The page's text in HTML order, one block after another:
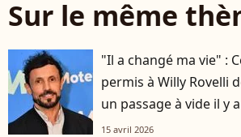
Sur le même
"Il a changé ma vie" :
permis à Willy Rovelli
un passage à vide il y
15 avril 2026